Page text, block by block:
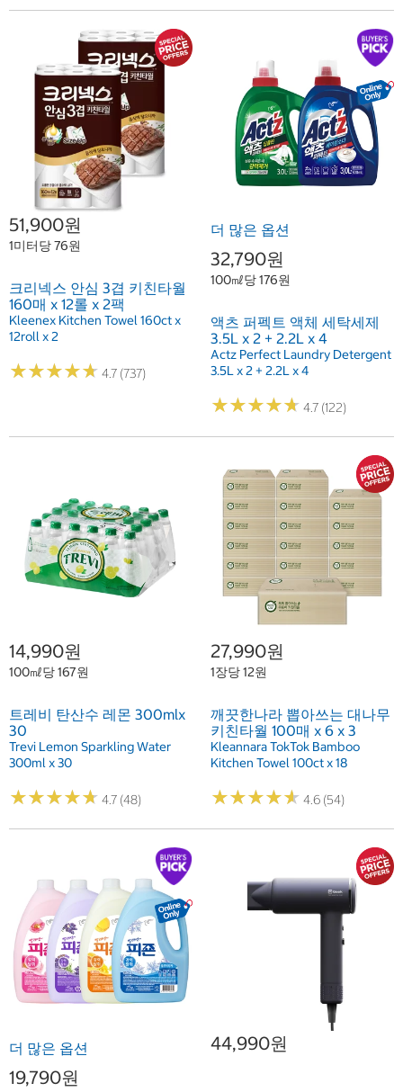
51,900원
1미터당 76원
크리넥스 안심 3겹 키친타월
160매 x 12롤 x 2팩
Kleenex Kitchen Towel 160ct x
12roll x 2
★★★★★
★★★★★ 4.7 (737)
더 많은 옵션
32,790원
100㎖당 176원
액츠 퍼펙트 액체 세탁세제
3.5L x 2 + 2.2L x 4
Actz Perfect Laundry Detergent
3.5L x 2 + 2.2L x 4
★★★★★
★★★★★ 4.7 (122)
14,990원
100㎖당 167원
트레비 탄산수 레몬 300mlx
30
Trevi Lemon Sparkling Water
300ml x 30
★★★★★
★★★★★ 4.7 (48)
27,990원
1장당 12원
깨끗한나라 뽑아쓰는 대나무
키친타월 100매 x 6 x 3
Kleannara TokTok Bamboo
Kitchen Towel 100ct x 18
★★★★★
★★★★★ 4.6 (54)
더 많은 옵션
19,790원
44,990원